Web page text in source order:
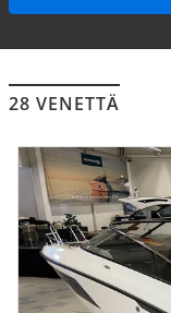
28 VENETTÄ